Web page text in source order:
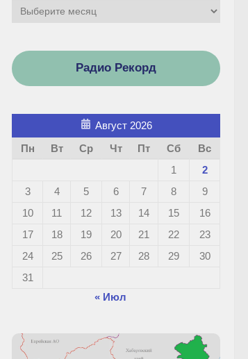
Радио Рекорд
Август 2026
Пн
Вт Ср Чт Пт Сб
Вс
1
2
3
4 5 6 7 8
9
10
11 12 13 14 15
16
17
18 19 20 21 22
23
24
25 26 27 28 29
30
31
« Июл